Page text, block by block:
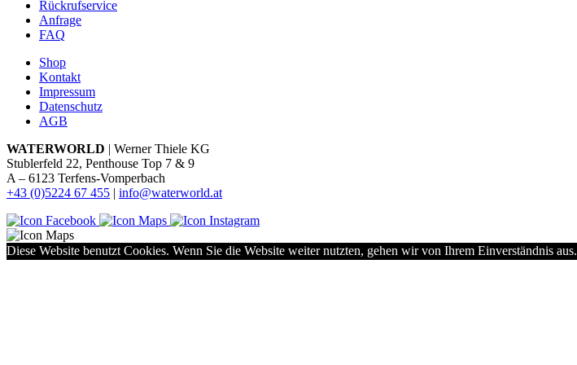
Rückrufservice
Anfrage
FAQ
Shop
Kontakt
Impressum
Datenschutz
AGB
WATERWORLD | Werner Thiele KG
Stublerfeld 22, Penthouse Top 7 & 9
A – 6123 Terfens-Vomperbach
+43 (0)5224 67 455 | info@waterworld.at
Diese Website benutzt Cookies. Wenn Sie die Website weiter nutzten, gehen wir von Ihrem Einverständnis aus.